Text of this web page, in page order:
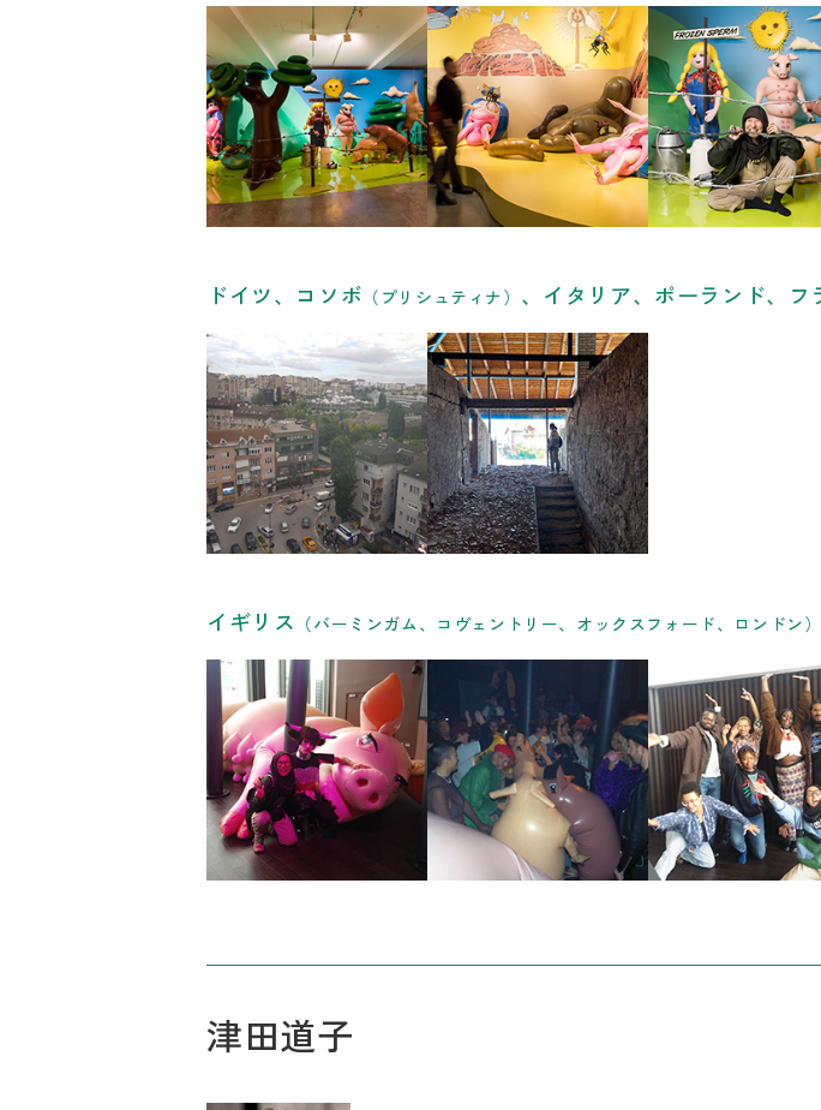
ドイツ、コソボ （プリシュティナ） 、イタリア、ポーランド、フ
リンク
イギリス （バーミンガム、コヴェントリー、オックスフォード、ロンドン）
リンク
津田道子